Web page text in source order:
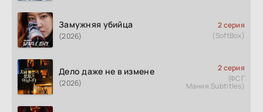
Замужняя убийца
(2026)
2 серия
(SoftBox)
Дело даже не в измене
(2026)
2 серия
(ФСГ
Мания.Subtitles)